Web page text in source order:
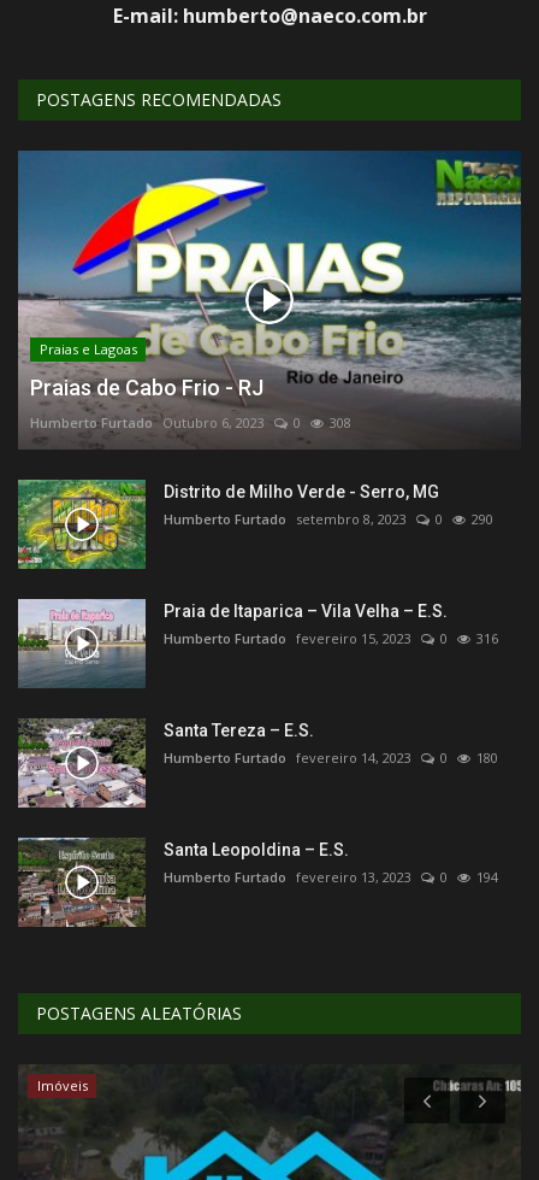
E-mail: humberto@naeco.com.br
POSTAGENS RECOMENDADAS
Praias e Lagoas
Praias de Cabo Frio - RJ
Humberto Furtado Outubro 6, 2023 0 308
Distrito de Milho Verde - Serro, MG
Humberto Furtado setembro 8, 2023 0 290
Praia de Itaparica – Vila Velha – E.S.
Humberto Furtado fevereiro 15, 2023 0 316
Santa Tereza – E.S.
Humberto Furtado fevereiro 14, 2023 0 180
Santa Leopoldina – E.S.
Humberto Furtado fevereiro 13, 2023 0 194
POSTAGENS ALEATÓRIAS
Imóveis